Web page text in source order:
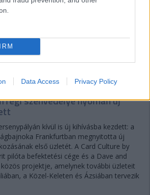
Data Access Privacy Policy
5 napja
régi szenvedélye nyomán új
kívül is új kihívásba kezdett: a
Frankfurtban megnyitotta új
első üzletét. A Card Culture by
pilóta befektetési cége és a Dave and
projektje, amelynek további üzleteit
a Közel-Keleten és Ázsiában tervezik